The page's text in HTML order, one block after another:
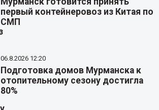
первый контейнеровоз из Китая по
СМП
06.8.2026 12:20
Подготовка домов Мурманска к
отопительному сезону достигла
80%